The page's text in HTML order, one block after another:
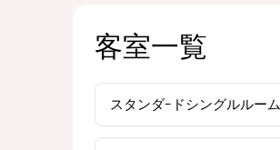
客室一覧
スタンダｰドシングルルーム